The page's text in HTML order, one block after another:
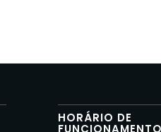
HORÁRIO DE
FUNCIONAMENTO